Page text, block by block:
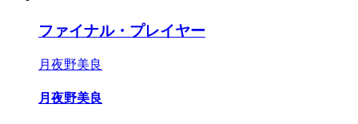
ファイナル・プレイヤー
月夜野美良
月夜野美良